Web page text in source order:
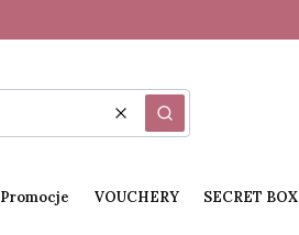
WyczyśćSzukaj
Promocje VOUCHERY SECRET BOX